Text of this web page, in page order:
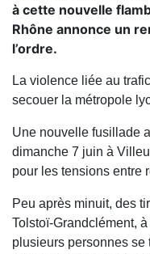
à cette nouvelle
Rhône annonce un
l’ordre.
La violence liée au
secouer la métropole
Une nouvelle fusillade
dimanche 7 juin à
pour les tensions entre
Peu après minuit, des
Tolstoï-Grandclément,
plusieurs personnes